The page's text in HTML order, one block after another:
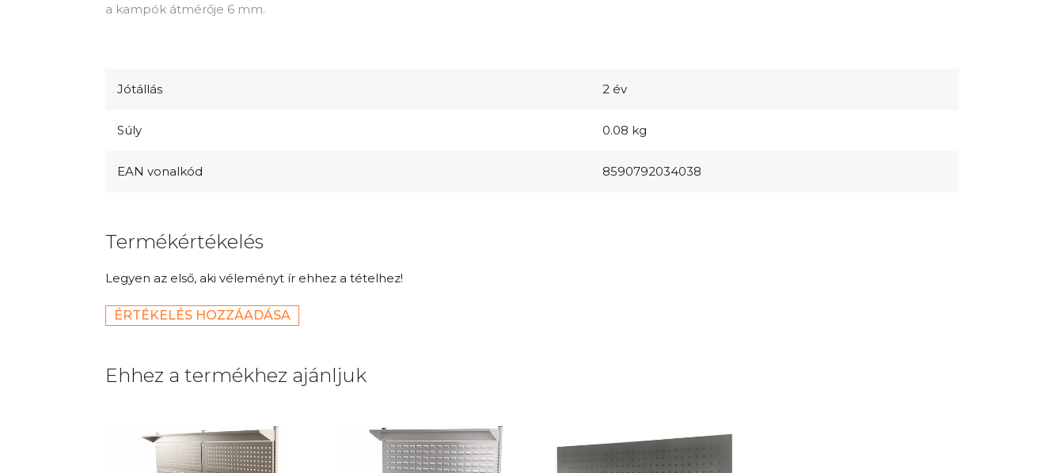
a kampók átmérője 6 mm.
Jótállás 2 év
Súly 0.08 kg
EAN vonalkód 8590792034038
Termékértékelés
Legyen az első, aki véleményt ír ehhez a tételhez!
ÉRTÉKELÉS HOZZÁADÁSA
Ehhez a termékhez ajánljuk